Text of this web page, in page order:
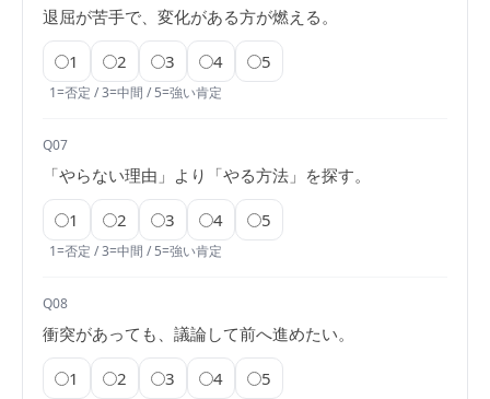
退屈が苦手で、変化がある方が燃える。
1 2 3 4 5
1=否定 / 3=中間 / 5=強い肯定
Q07
「やらない理由」より「やる方法」を探す。
1 2 3 4 5
1=否定 / 3=中間 / 5=強い肯定
Q08
衝突があっても、議論して前へ進めたい。
1 2 3 4 5